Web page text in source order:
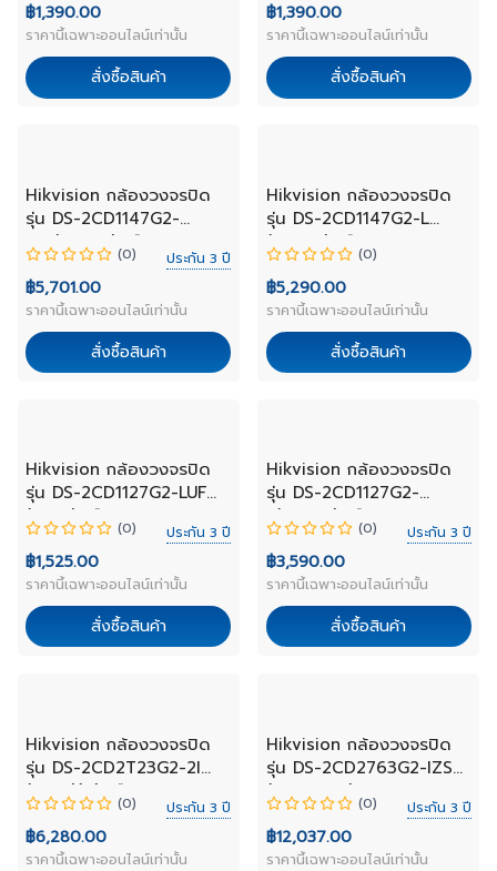
฿1,390.00
ราคานี้เฉพาะออนไลน์เท่านั้น
สั่งซื้อสินค้า
฿1,390.00
ราคานี้เฉพาะออนไลน์เท่านั้น
สั่งซื้อสินค้า
Hikvision กล้องวงจรปิด
รุ่น DS-2CD1147G2-
LUF(2.8mm) เลือกเลนส์
(0) ประกัน 3 ปี
฿5,701.00
ราคานี้เฉพาะออนไลน์เท่านั้น
สั่งซื้อสินค้า
Hikvision กล้องวงจรปิด
รุ่น DS-2CD1147G2-L
(2.8mm) เลือกเลนส์
(0)
฿5,290.00
ราคานี้เฉพาะออนไลน์เท่านั้น
สั่งซื้อสินค้า
Hikvision กล้องวงจรปิด
รุ่น DS-2CD1127G2-LUF
(4mm) เลือกเลนส์
(0) ประกัน 3 ปี
฿1,525.00
ราคานี้เฉพาะออนไลน์เท่านั้น
สั่งซื้อสินค้า
Hikvision กล้องวงจรปิด
รุ่น DS-2CD1127G2-
L(2.8mm) เลือกเลนส์
(0) ประกัน 3 ปี
฿3,590.00
ราคานี้เฉพาะออนไลน์เท่านั้น
สั่งซื้อสินค้า
Hikvision กล้องวงจรปิด
รุ่น DS-2CD2T23G2-2I
(4mm)(D) เลือกเลนส์
(0) ประกัน 3 ปี
฿6,280.00
ราคานี้เฉพาะออนไลน์เท่านั้น
Hikvision กล้องวงจรปิด
รุ่น DS-2CD2763G2-IZS
(2.8-12mm) (0) ประกัน 3 ปี
฿12,037.00
ราคานี้เฉพาะออนไลน์เท่านั้น